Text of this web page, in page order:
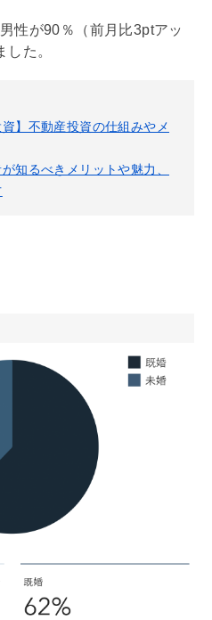
性が90％（前月比3ptアッ
た。
資】不動産投資の仕組みやメ
知るべきメリットや魅力、